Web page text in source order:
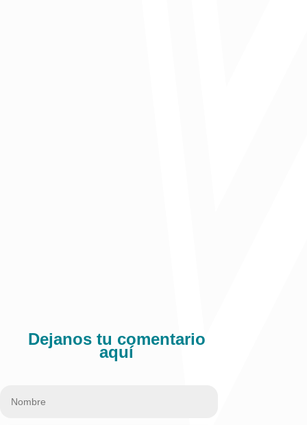
Dejanos tu comentario
aquí